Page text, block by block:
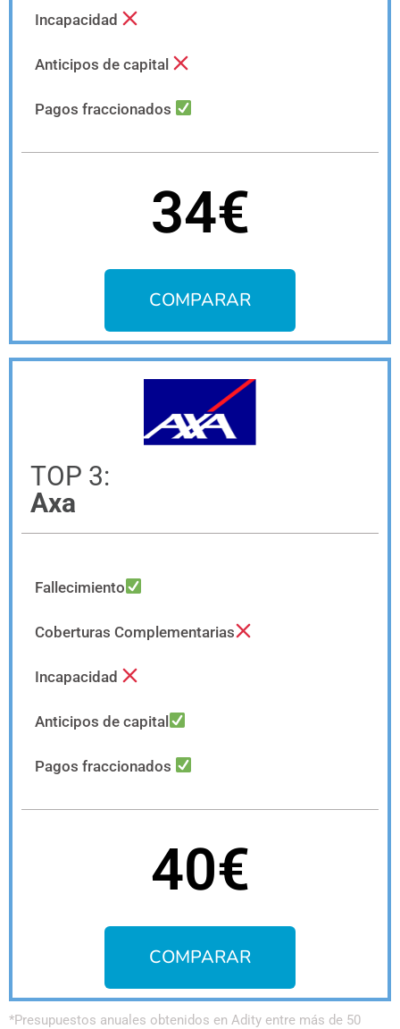
Incapacidad
Anticipos de capital
Pagos fraccionados
34€
COMPARAR
TOP 3:
Axa
Fallecimiento
Coberturas Complementarias
Incapacidad
Anticipos de capital
Pagos fraccionados
40€
COMPARAR
*Presupuestos anuales obtenidos en Adity entre más de 50